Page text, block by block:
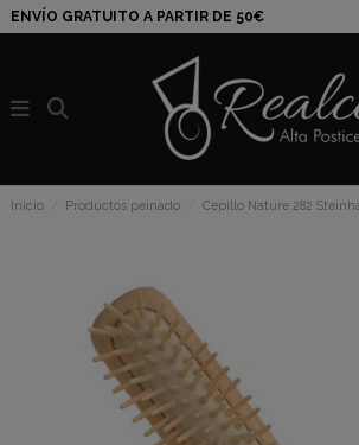
ENVÍO GRATUITO A PARTIR DE 50€
Inicio Productos peinado Cepillo Nature 282